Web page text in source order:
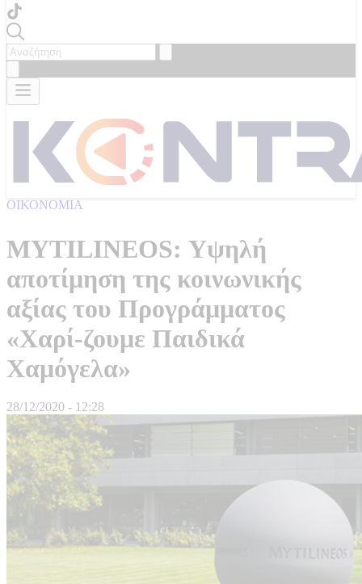
ΟΙΚΟΝΟΜΙΑ
MYTILINEOS: Υψηλή
αποτίμηση της κοινωνικής
αξίας του Προγράμματος
«Χαρί-ζουμε Παιδικά
Χαμόγελα»
28/12/2020 - 12:28